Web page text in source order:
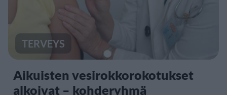
TERVEYS
Aikuisten vesirokkorokotukset
alkoivat – kohderyhmä